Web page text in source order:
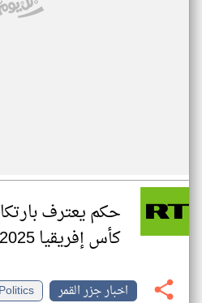
حكم يعترف
كأس إفريقيا 2025
اخبار جزر القمر
Politics